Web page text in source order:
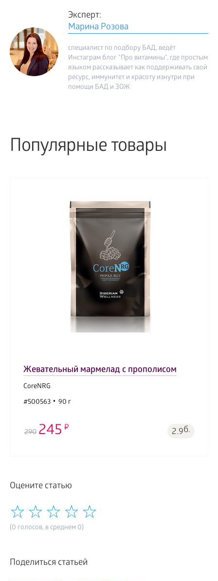
Эксперт:
Марина Розова
специалист по подбору БАД, ведёт
Инстаграм блог "Про витамины", где простым
языком рассказывает как поддерживать свой
ресурс, иммунитет и красоту изнутри при
помощи БАД и ЗОЖ
Популярные товары
Жевательный мармелад с прополисом
CoreNRG
#500563
90 г
290 245 2.9б.
Оцените статью
(0 голосов, в среднем 0)
Поделиться статьей